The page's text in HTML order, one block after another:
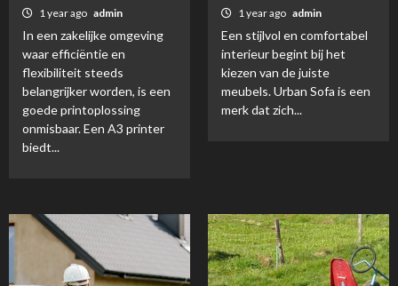
1 year ago admin
In een zakelijke omgeving
waar efficiëntie en
flexibiliteit steeds
belangrijker worden, is een
goede printoplossing
onmisbaar. Een A3 printer
biedt...
1 year ago admin
Een stijlvol en comfortabel
interieur begint bij het
kiezen van de juiste
meubels. Urban Sofa is een
merk dat zich...